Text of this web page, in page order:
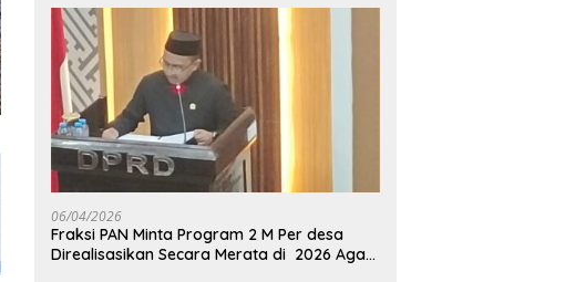
06/04/2026
Fraksi PAN Minta Program 2 M Per desa
Direalisasikan Secara Merata di 2026 Agar